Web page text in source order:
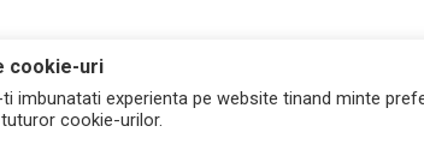
cookie-uri
imbunatati experienta pe website tinand minte
cookie-urilor.